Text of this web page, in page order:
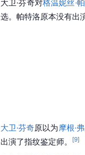
大卫·芬奇对格温妮丝·
选。帕特洛原本没有出
大卫·芬奇原以为 摩根·
出演了指纹鉴定师。
[9]